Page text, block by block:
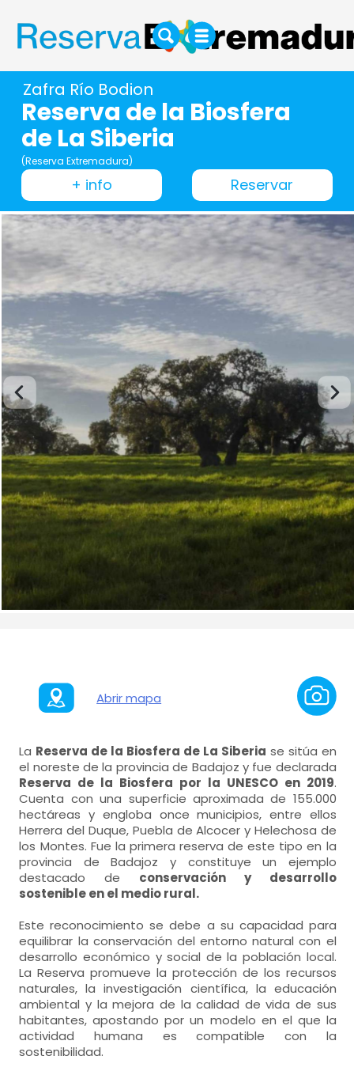
Zafra Río Bodion
Reserva de la Biosfera
de La Siberia
(Reserva Extremadura)
+ info Reservar
Abrir mapa
La Reserva de la Biosfera de La Siberia se sitúa en
el noreste de la provincia de Badajoz y fue declarada
Reserva de la Biosfera por la UNESCO en 2019.
Cuenta con una superficie aproximada de 155.000
hectáreas y engloba once municipios, entre ellos
Herrera del Duque, Puebla de Alcocer y Helechosa de
los Montes. Fue la primera reserva de este tipo en la
provincia de Badajoz y constituye un ejemplo
destacado de conservación y desarrollo
sostenible en el medio rural.
Este reconocimiento se debe a su capacidad para
equilibrar la conservación del entorno natural con el
desarrollo económico y social de la población local.
La Reserva promueve la protección de los recursos
naturales, la investigación científica, la educación
ambiental y la mejora de la calidad de vida de sus
habitantes, apostando por un modelo en el que la
actividad humana es compatible con la
sostenibilidad.